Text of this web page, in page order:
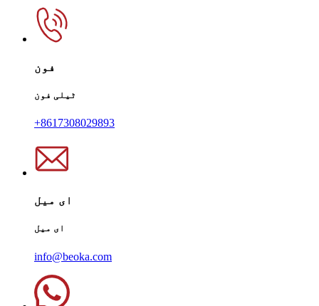
فون
ٹیلی فون
+8617308029893
ای میل
ای میل
info@beoka.com